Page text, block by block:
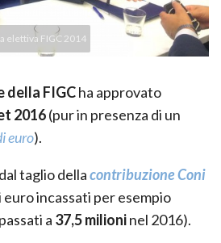
elettiva FIGC 2014
della FIGCha approvato
2016(pur in presenza di un
euro).
taglio dellacontribuzione Coni
euro incassati per esempio
a 37,5 milioninel 2016).